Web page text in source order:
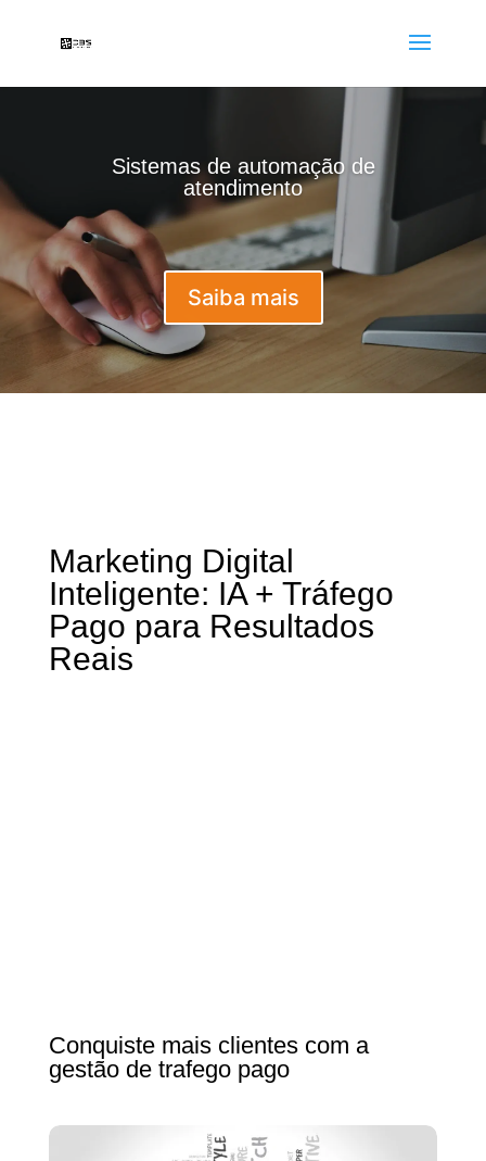
Sistemas de automação de
atendimento
Saiba mais
Marketing Digital
Inteligente: IA + Tráfego
Pago para Resultados
Reais
Conquiste mais clientes com a
gestão de trafego pago